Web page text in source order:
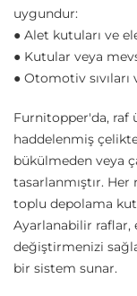
uygundur:
● Alet kutuları ve
● Kutular veya
● Otomotiv
Furnitopper'da, raf
haddelenmiş
bükülmeden veya
tasarlanmıştır.
toplu depolama
Ayarlanabilir raflar,
değiştirmenizi
bir sistem sunar.